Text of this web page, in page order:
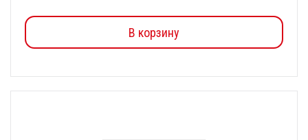
В корзину